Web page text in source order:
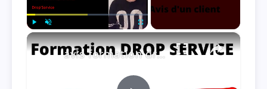
Play Unmute Fullscreen ×
avis formation drop service | Ecom French Touch